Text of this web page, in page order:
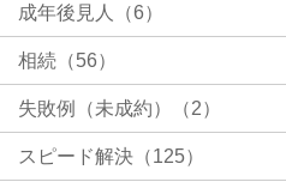
成年後見人（6）
相続（56）
失敗例（未成約）（2）
スピード解決（125）